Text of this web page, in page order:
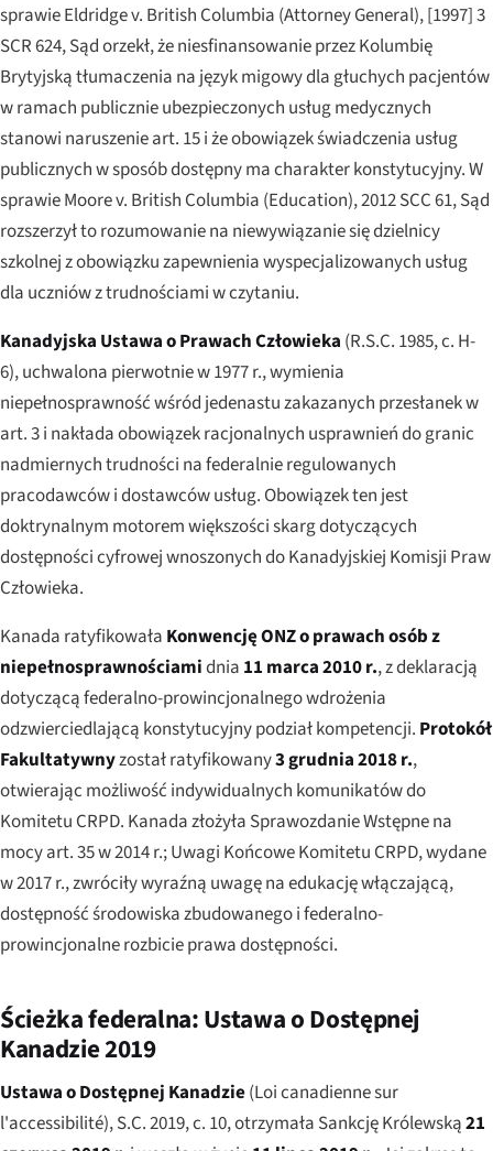
sprawieEldridge v. British Columbia (Attorney General), [1997] 3
SCR 624, Sąd orzekł, że niesfinansowanie przez Kolumbię
Brytyjską tłumaczenia na język migowy dla głuchych pacjentów
w ramach publicznie ubezpieczonych usług medycznych
stanowi naruszenie art. 15 i że obowiązek świadczenia usług
publicznych w sposób dostępny ma charakter konstytucyjny. W
sprawieMoore v. British Columbia (Education), 2012 SCC 61, Sąd
rozszerzył to rozumowanie na niewywiązanie się dzielnicy
szkolnej z obowiązku zapewnienia wyspecjalizowanych usług
dla uczniów z trudnościami w czytaniu.
Kanadyjska Ustawa o Prawach Człowieka (R.S.C. 1985, c. H-
6), uchwalona pierwotnie w 1977 r., wymienia
niepełnosprawność wśród jedenastu zakazanych przesłanek w
art. 3 i nakłada obowiązek racjonalnych usprawnień do granic
nadmiernych trudności na federalnie regulowanych
pracodawców i dostawców usług. Obowiązek ten jest
doktrynalnym motorem większości skarg dotyczących
dostępności cyfrowej wnoszonych do Kanadyjskiej Komisji Praw
Człowieka.
Kanada ratyfikowała Konwencję ONZ o prawach osób z
niepełnosprawnościamidnia 11 marca 2010 r., z deklaracją
dotyczącą federalno-prowincjonalnego wdrożenia
odzwierciedlającą konstytucyjny podział kompetencji. Protokół
Fakultatywnyzostał ratyfikowany3 grudnia 2018 r.,
otwierając możliwość indywidualnych komunikatów do
Komitetu CRPD. Kanada złożyła Sprawozdanie Wstępne na
mocy art. 35 w 2014 r.; Uwagi Końcowe Komitetu CRPD, wydane
w 2017 r., zwróciły wyraźną uwagę na edukację włączającą,
dostępność środowiska zbudowanego i federalno-
prowincjonalne rozbicie prawa dostępności.
Ścieżka federalna: Ustawa o Dostępnej
Kanadzie 2019
Ustawa o Dostępnej Kanadzie(Loi canadienne sur
l'accessibilité), S.C. 2019, c. 10, otrzymała Sankcję Królewską21